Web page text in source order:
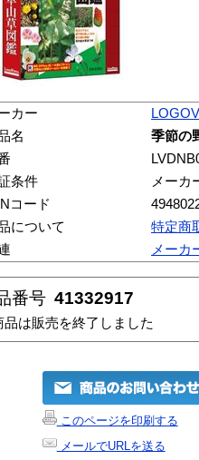
カー
名
季節の
条件
メーカ
コード
について
特定商
メーカ
番号 41332917
品は販売を終了しました
このページを印刷する
メールでURLを送る